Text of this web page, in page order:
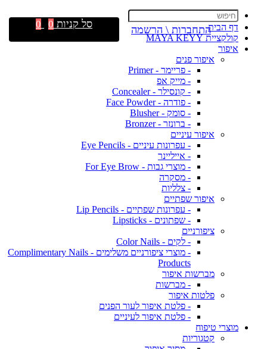
דף הבית
קולקציית MAYA KEYY
איפור
איפור פנים
- פריימר - Primer
- מייק אפ
- קונסילר - Concealer
- פודרה - Face Powder
- סומק - Blusher
- ברונזר - Bronzer
איפור עיניים
- עפרונות עיניים - Eye Pencils
- אייליינר
- מוצרי גבות - For Eye Brow
- מסקרה
- צלליות
איפור שפתיים
- עפרונות שפתיים - Lip Pencils
- שפתונים - Lipsticks
ציפורניים
- לקים - Color Nails
- מוצרי ציפורניים משלימים - Complimentary Nails
Products
מברשות איפור
- מברשות
פלטות איפור
- פלטת איפור לעור הפנים
- פלטת איפור לעיניים
מוצרי טיפוח
קטגוריות
התחברות \ הרשמה סל קניות 0
0